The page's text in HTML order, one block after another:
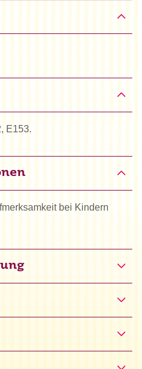
E153.
bei Kindern